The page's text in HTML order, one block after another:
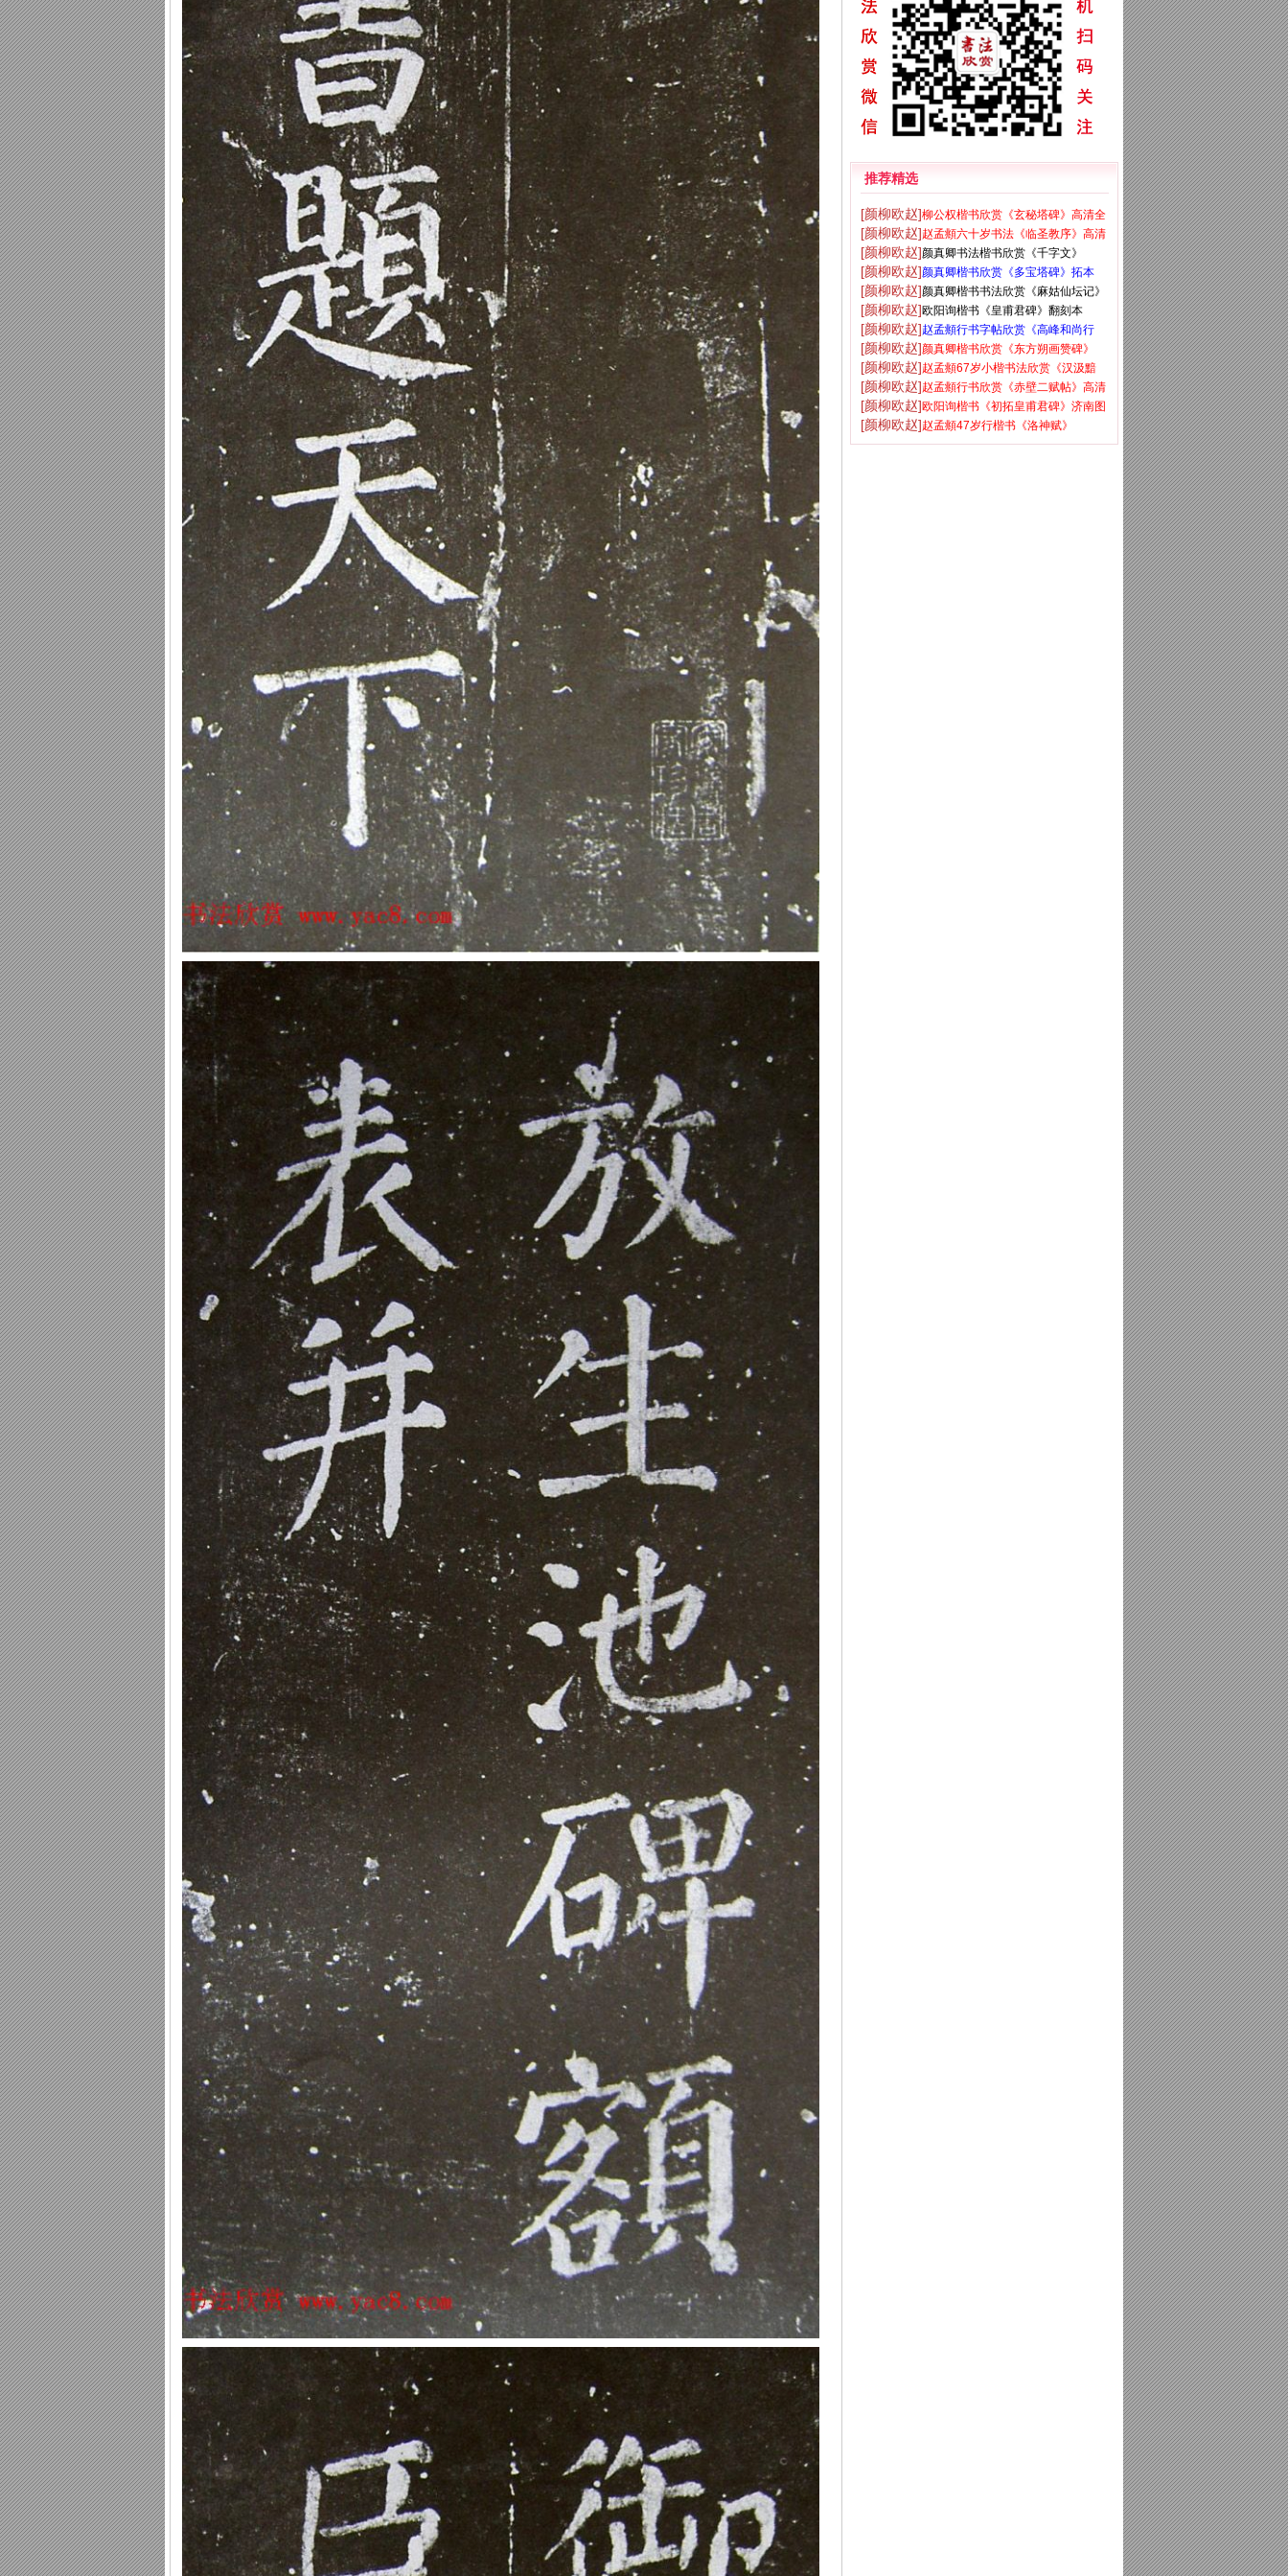
推荐精选
[颜柳欧赵]柳公权楷书欣赏《玄秘塔碑》高清全
文
[颜柳欧赵]赵孟頫六十岁书法《临圣教序》高清
彩版
[颜柳欧赵]颜真卿书法楷书欣赏《千字文》
[颜柳欧赵]颜真卿楷书欣赏《多宝塔碑》拓本
[颜柳欧赵]颜真卿楷书书法欣赏《麻姑仙坛记》
大字
[颜柳欧赵]欧阳询楷书《皇甫君碑》翻刻本
[颜柳欧赵]赵孟頫行书字帖欣赏《高峰和尚行
状》
[颜柳欧赵]颜真卿楷书欣赏《东方朔画赞碑》
[颜柳欧赵]赵孟頫67岁小楷书法欣赏《汉汲黯
传》
[颜柳欧赵]赵孟頫行书欣赏《赤壁二赋帖》高清
版
[颜柳欧赵]欧阳询楷书《初拓皇甫君碑》济南图
书馆高清本
[颜柳欧赵]赵孟頫47岁行楷书《洛神赋》